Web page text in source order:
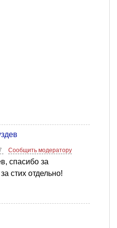
Сообщить модератору
спасибо за
стих отдельно!